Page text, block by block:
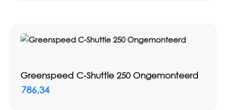
Greenspeed C-Shuttle 250 Ongemonteerd
786,34